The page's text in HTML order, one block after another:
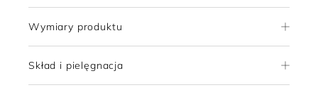
Wymiary produktu
Skład i pielęgnacja